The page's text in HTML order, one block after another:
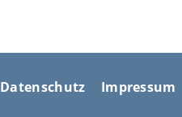
Datenschutz Impressum